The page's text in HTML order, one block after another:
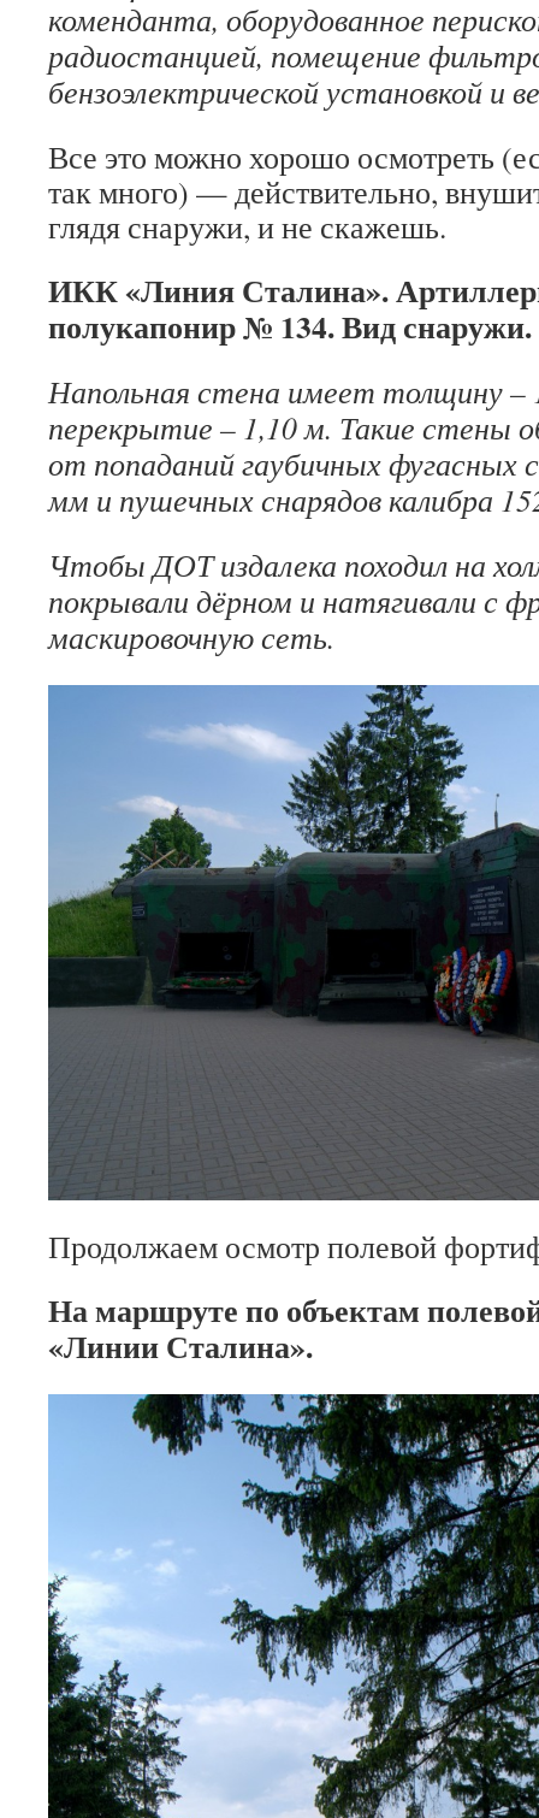
коменданта, оборудованное
радиостанцией, помещение
бензоэлектрической установкой и
Все это можно хорошо осмотреть
так много) — действительно,
глядя снаружи, и не скажешь.
ИКК «Линия Сталина».
полукапонир № 134. Вид снаружи.
Напольная стена имеет толщину –
перекрытие – 1,10 м. Такие стены
от попаданий гаубичных фугасных
мм и пушечных снарядов калибра
Чтобы ДОТ издалека походил на
покрывали дёрном и натягивали с
маскировочную сеть.
Продолжаем осмотр полевой
На маршруте по объектам
«Линии Сталина».